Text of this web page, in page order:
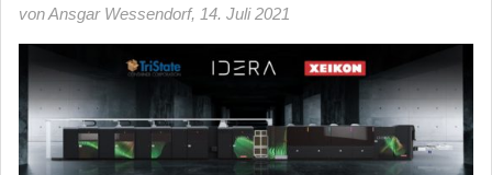
von Ansgar Wessendorf, 14. Juli 2021